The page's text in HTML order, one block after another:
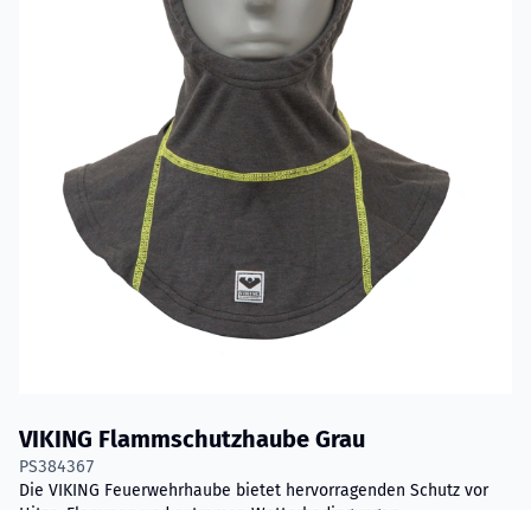
VIKING Flammschutzhaube Grau
PS384367
Die VIKING Feuerwehrhaube bietet hervorragenden Schutz vor